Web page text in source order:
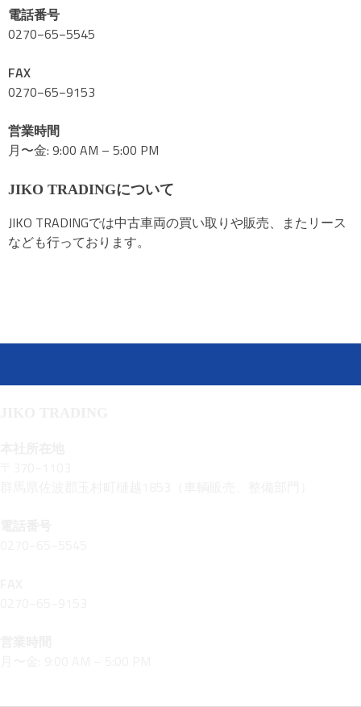
電話番号
0270−65−5545
FAX
0270−65−9153
営業時間
月〜金: 9:00 AM – 5:00 PM
JIKO TRADINGについて
JIKO TRADINGでは中古車両の買い取りや販売、またリース
なども行っております。